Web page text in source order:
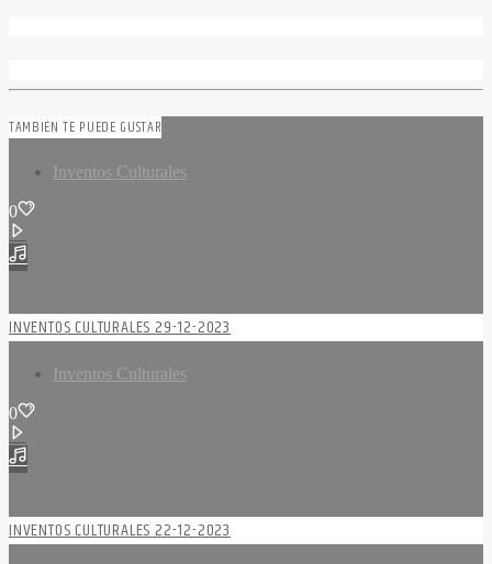
TAMBIÉN TE PUEDE GUSTAR
Inventos Culturales
0
INVENTOS CULTURALES 29-12-2023
Inventos Culturales
0
INVENTOS CULTURALES 22-12-2023